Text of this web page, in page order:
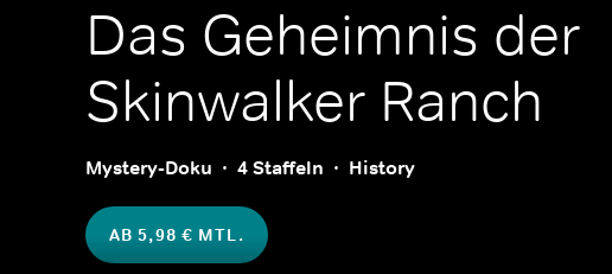
Das Geheimnis der
Skinwalker Ranch
Mystery-Doku 4 Staffeln History
AB 5,98 € MTL.